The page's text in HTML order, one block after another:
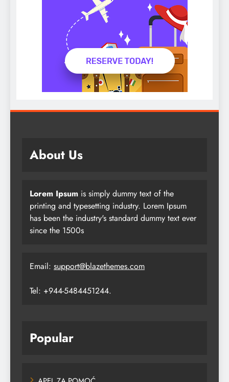
About Us
Lorem Ipsum is simply dummy text of the
printing and typesetting industry. Lorem Ipsum
has been the industry's standard dummy text ever
since the 1500s
Email: support@blazethemes.com
Tel: +944-5484451244.
Popular